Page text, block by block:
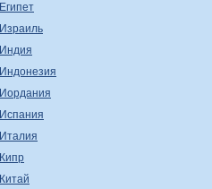
Египет
Израиль
Индия
Индонезия
Иордания
Испания
Италия
Кипр
Китай